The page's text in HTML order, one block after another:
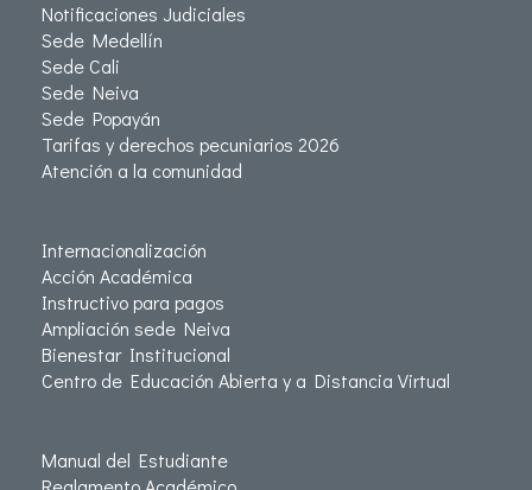
Notificaciones Judiciales
Sede Medellín
Sede Cali
Sede Neiva
Sede Popayán
Tarifas y derechos pecuniarios 2026
Atención a la comunidad
Internacionalización
Acción Académica
Instructivo para pagos
Ampliación sede Neiva
Bienestar Institucional
Centro de Educación Abierta y a Distancia Virtual
Manual del Estudiante